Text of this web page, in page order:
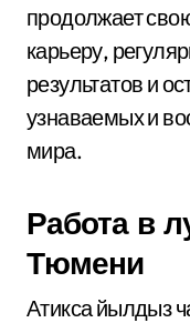
продолжает
карьеру,
результатов и
узнаваемых и
мира.
Работа в
Тюмени
Атикса йылдыз